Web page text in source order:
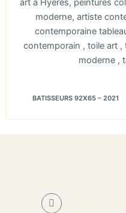
BATISSEURS 92X65 – 2021